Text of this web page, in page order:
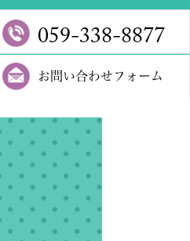
059-338-8877
お問い合わせフォーム